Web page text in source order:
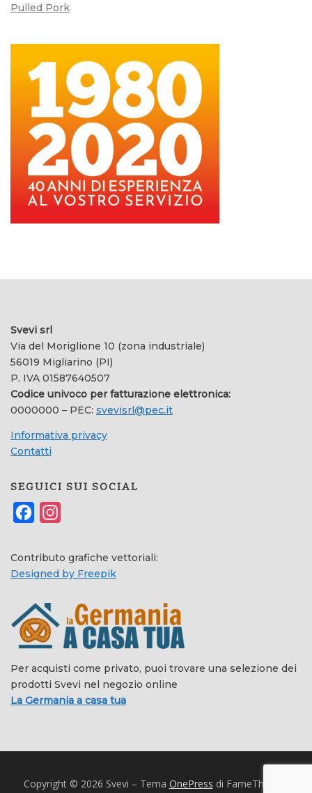
Pulled Pork
Svevi srl
Via del Moriglione 10 (zona industriale)
56019 Migliarino (PI)
P. IVA 01587640507
Codice univoco per fatturazione elettronica:
0000000 – PEC: svevisrl@pec.it
Informativa privacy
Contatti
SEGUICI SUI SOCIAL
Facebook
Contributo grafiche vettoriali:
Designed by Freepik
Per acquisti come privato, puoi trovare una selezione dei
prodotti Svevi nel negozio online
La Germania a casa tua
Copyright © 2026 Svevi – Tema OnePress di FameThemes